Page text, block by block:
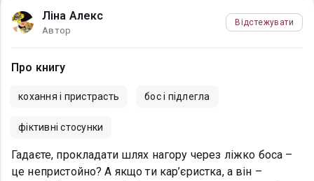
Ліна Алекс
Автор
Відстежувати
Про книгу
кохання і пристрасть бос і підлегла
фіктивні стосунки
Гадаєте, прокладати шлях нагору через ліжко боса –
це непристойно? А якщо ти кар’єристка, а він –